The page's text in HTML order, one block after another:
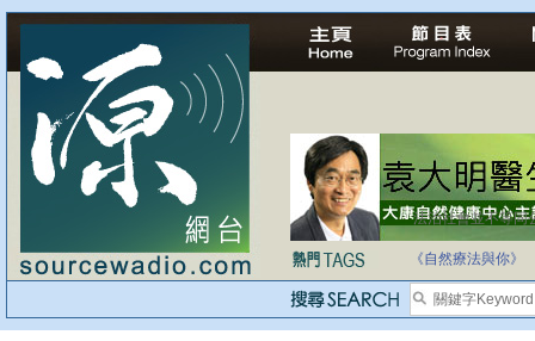
法治社會並不等同
《自然療法與你》